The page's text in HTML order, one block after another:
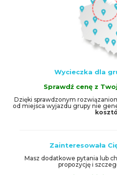
Wycieczka dla
Sprawdź cenę z
Dzięki sprawdzonym
od miejsca wyjazdu grupy nie
Zainteresowała
Masz dodatkowe pytania lub
propozycję i